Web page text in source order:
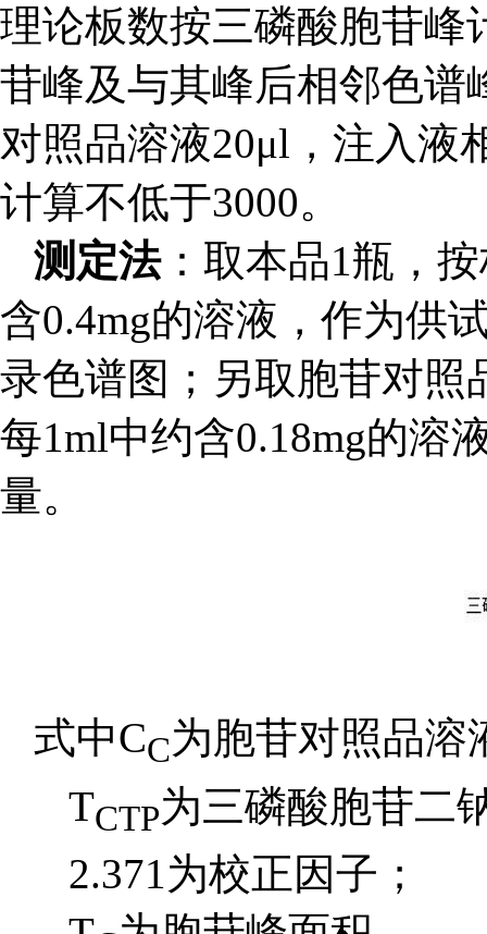
理论板数按三磷酸胞苷峰
苷峰及与其峰后相邻色谱
对照品溶液20μl，注入液
计算不低于3000。
测定法：取本品1瓶，
含0.4mg的溶液，作为供
录色谱图；另取胞苷对照
每1ml中约含0.18mg的溶
量。
式中CC为胞苷对照品溶
TCTP为三磷酸胞苷二
2.371为校正因子；